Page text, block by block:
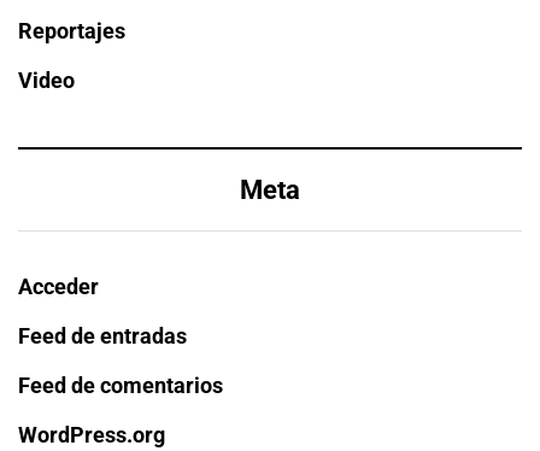
Reportajes
Video
Meta
Acceder
Feed de entradas
Feed de comentarios
WordPress.org